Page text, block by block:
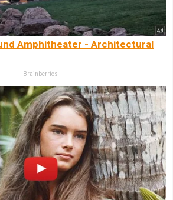
Amphitheater - Architectural
Brainberries